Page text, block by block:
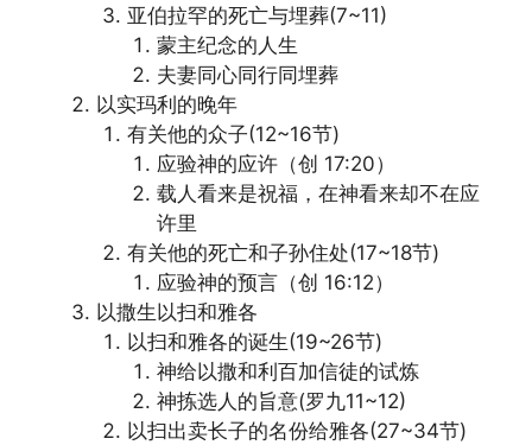
亚伯拉罕的死亡与埋葬(7~11)
蒙主纪念的人生
夫妻同心同行同埋葬
以实玛利的晚年
有关他的众子(12~16节)
应验神的应许（创 17:20）
载人看来是祝福，在神看来却不在应
许里
有关他的死亡和子孙住处(17~18节)
应验神的预言（创 16:12）
以撒生以扫和雅各
以扫和雅各的诞生(19~26节)
神给以撒和利百加信徒的试炼
神拣选人的旨意(罗九11~12)
以扫出卖长子的名份给雅各(27~34节)